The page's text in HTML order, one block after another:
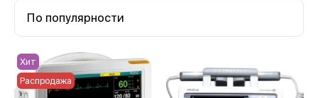
По популярности
Хит
Распродажа